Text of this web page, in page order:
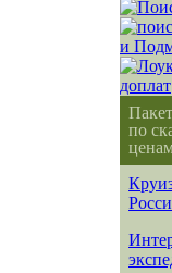
по